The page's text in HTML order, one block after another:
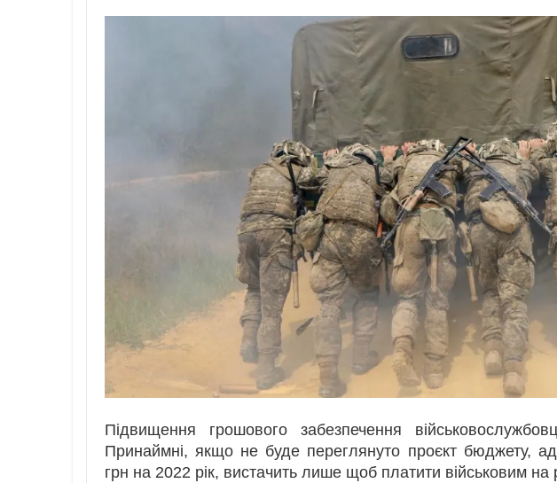
Підвищення грошового забезпечення
Принаймні, якщо не буде переглянуто проєкт бюджету,
грн на 2022 рік, вистачить лише щоб платити військовим на